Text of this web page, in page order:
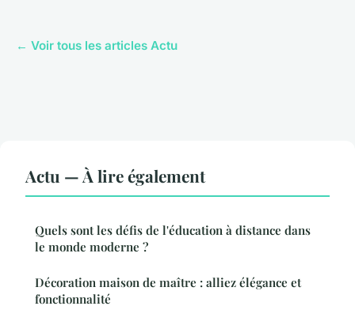
← Voir tous les articles Actu
Actu — À lire également
Quels sont les défis de l'éducation à distance dans
le monde moderne ?
Décoration maison de maître : alliez élégance et
fonctionnalité